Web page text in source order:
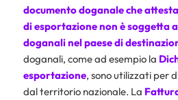
documento doganale che
di esportazione non è soggetta
doganali nel paese di
doganali, come ad esempio la
esportazione, sono utilizzati per
dal territorio nazionale. La